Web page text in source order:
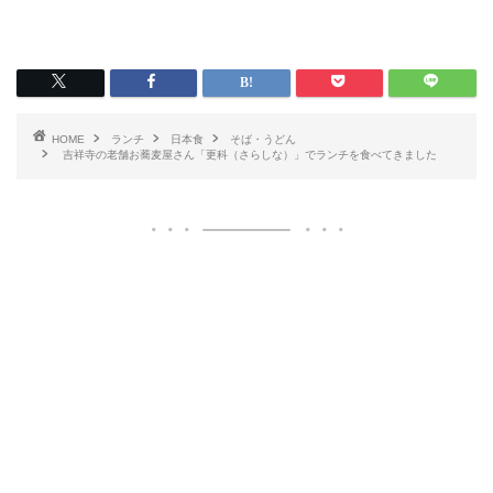
HOME ランチ 日本食
そば・うどん
吉祥寺の老舗お蕎麦屋さん「更科（さらしな）」でランチを食べてきました